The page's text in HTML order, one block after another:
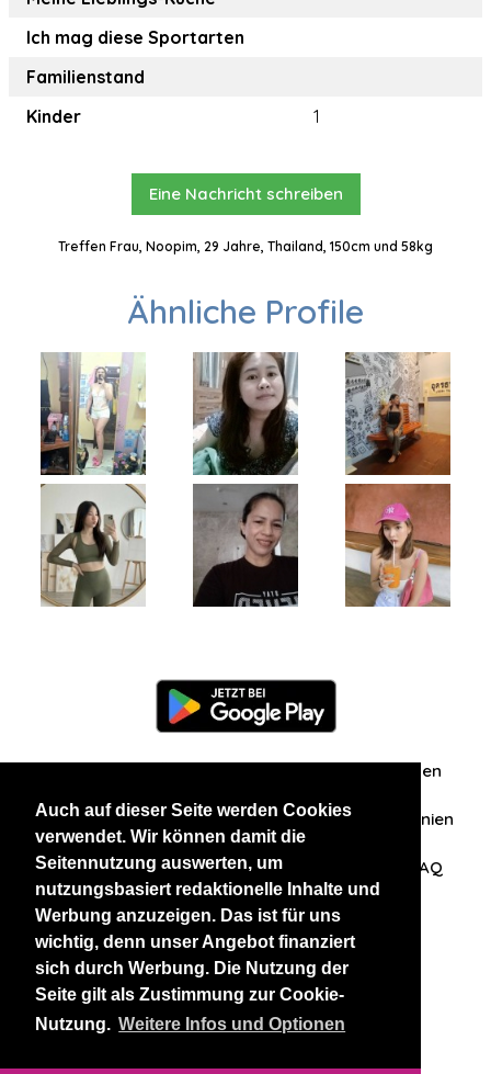
Auch auf dieser Seite werden Cookies
verwendet. Wir können damit die
Seitennutzung auswerten, um
nutzungsbasiert redaktionelle Inhalte und
Werbung anzuzeigen. Das ist für uns
wichtig, denn unser Angebot finanziert
sich durch Werbung. Die Nutzung der
Seite gilt als Zustimmung zur Cookie-
Nutzung. Weitere Infos und Optionen
Ich mag diese Sportarten
Familienstand
Kinder
1
Eine Nachricht schreiben
Treffen Frau, Noopim, 29 Jahre, Thailand, 150cm und 58kg
Ähnliche Profile
Zuschriften/Erfahrungen
Datenschutzerklärung AGB Datenschutzrichtlinien
Nehmen Sie Kontakt mit uns auf FAQ
Unsere anderen Websites
BlackAndBeauties RussianKisses
Copyright 2026 thaidatevip